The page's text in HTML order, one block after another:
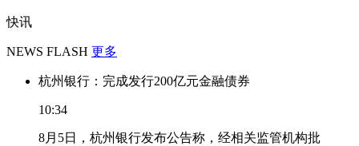
快讯
NEWS FLASH 更多
杭州银行：完成发行200亿元金融债券
10:34
8月5日，杭州银行发布公告称，经相关监管机构批